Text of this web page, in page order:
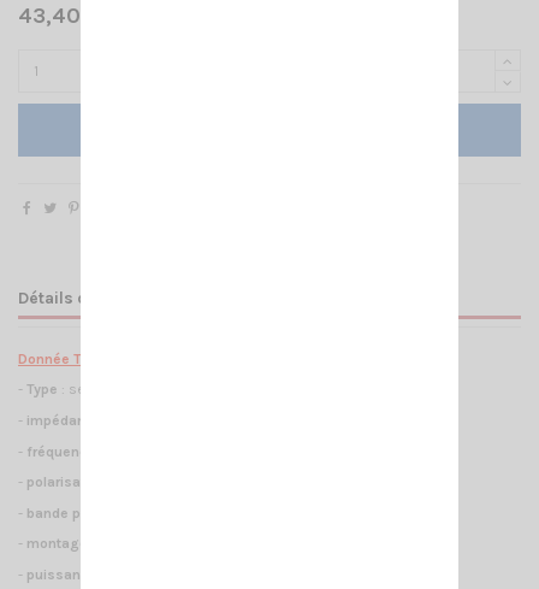
43,40 € TTC
Détails du produit
Donnée Techniques :
- Type : self à la base
- impédance
- fréquence couverte
- polarisation
- bande passante
- montage
- puissance max